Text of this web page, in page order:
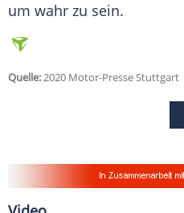
um wahr zu sein.
Quelle:2020 Motor-Presse Stuttgart